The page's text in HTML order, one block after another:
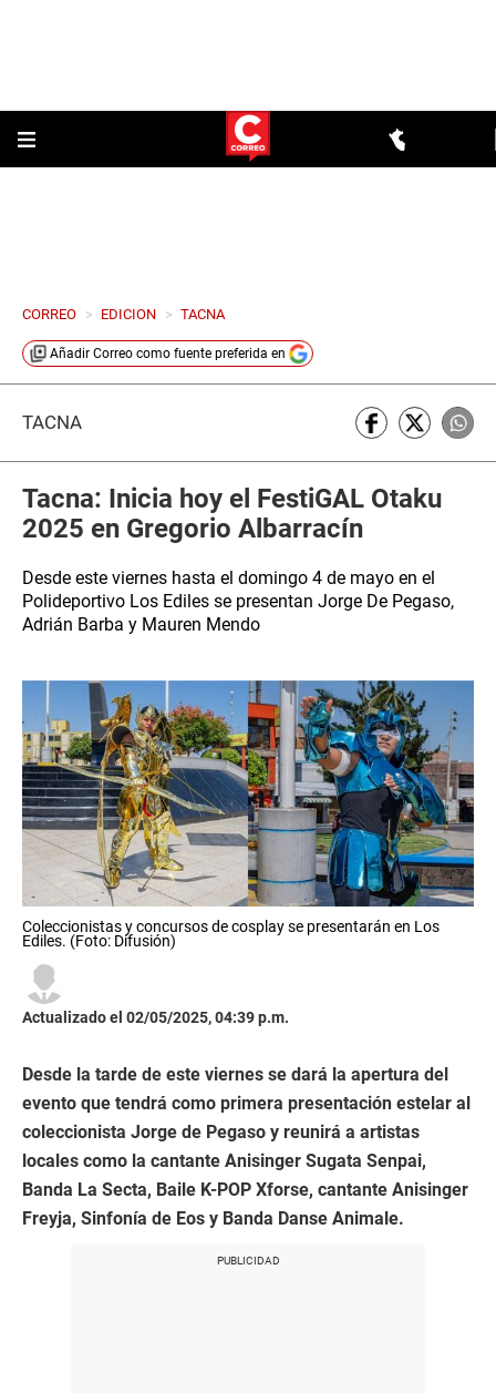
CORREO > EDICION > TACNA
Añadir Correo como fuente preferida en
TACNA
Tacna: Inicia hoy el FestiGAL Otaku
2025 en Gregorio Albarracín
Desde este viernes hasta el domingo 4 de mayo en el
Polideportivo Los Ediles se presentan Jorge De Pegaso,
Adrián Barba y Mauren Mendo
Coleccionistas y concursos de cosplay se presentarán en Los
Ediles. (Foto: Difusión)
Actualizado el 02/05/2025, 04:39 p.m.
Desde la tarde de este viernes se dará la apertura del
evento que tendrá como primera presentación estelar al
coleccionista Jorge de Pegaso y reunirá a artistas
locales como la cantante Anisinger Sugata Senpai,
Banda La Secta, Baile K-POP Xforse, cantante Anisinger
Freyja, Sinfonía de Eos y Banda Danse Animale.